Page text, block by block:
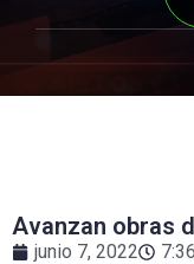
Avanzan obras
junio 7, 2022